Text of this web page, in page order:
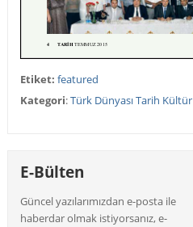
Etiket: featured
Kategori:Türk Dünyası Tarih
E-Bülten
Güncel yazılarımızdan e-posta ile
haberdar olmak istiyorsanız, e-